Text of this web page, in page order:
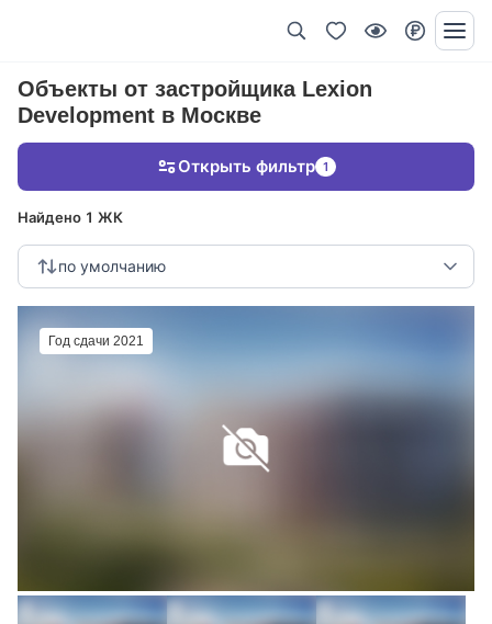
Объекты от застройщика Lexion
Development в Москве
Найдено 1 ЖК
по умолчанию
Открыть фильтр 1
Год сдачи 2021